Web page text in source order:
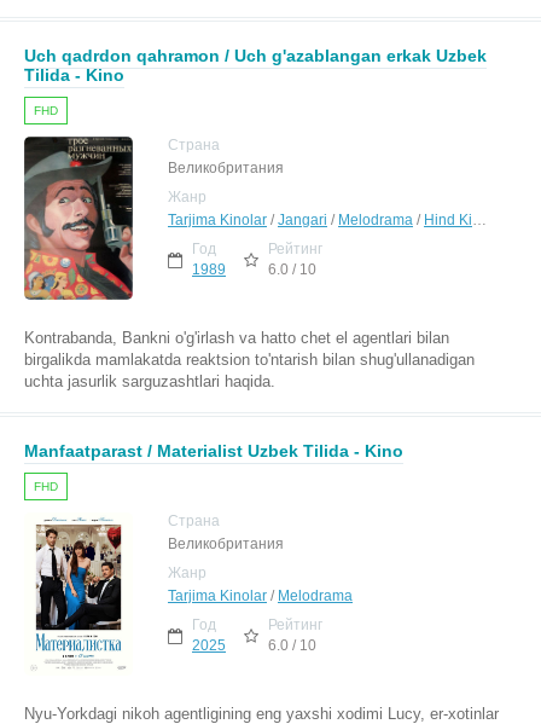
Uch qadrdon qahramon / Uch g'azablangan erkak Uzbek
Tilida - Kino
FHD
Страна
Великобритания
Жанр
Tarjima Kinolar /Jangari / Melodrama / Hind Kinolar Uzbek Tilida
Год
1989
Рейтинг
6.0 / 10
Kontrabanda, Bankni o'g'irlash va hatto chet el agentlari bilan
birgalikda mamlakatda reaktsion to'ntarish bilan shug'ullanadigan
uchta jasurlik sarguzashtlari haqida.
Manfaatparast / Materialist Uzbek Tilida - Kino
FHD
Страна
Великобритания
Жанр
Tarjima Kinolar / Melodrama
Год
2025
Рейтинг
6.0 / 10
Nyu-Yorkdagi nikoh agentligining eng yaxshi xodimi Lucy, er-xotinlar